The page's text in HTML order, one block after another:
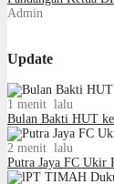
Admin
Update
1 menit lalu
Bulan Bakti HUT
2 menit lalu
Putra Jaya FC Ukir